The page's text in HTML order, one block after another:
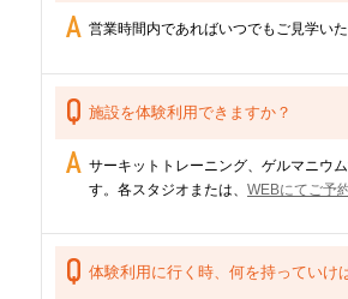
営業時間内であればいつでもご見学いた
施設を体験利用できますか？
サーキットトレーニング、ゲルマニウ
す。各スタジオまたは、WEBにてご予
体験利用に行く時、何を持っていけ